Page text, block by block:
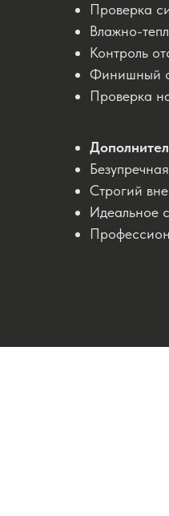
Проверка
Влажно-
Контроль
Финишный
Проверка
Строгий
Идеальное